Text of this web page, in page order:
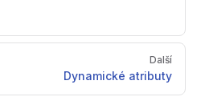
Další
Dynamické atributy